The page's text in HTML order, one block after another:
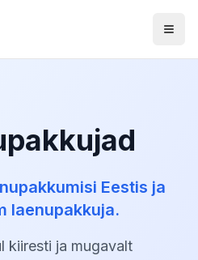
Eestis ja
laenupakkuja.
kiiresti ja mugavalt